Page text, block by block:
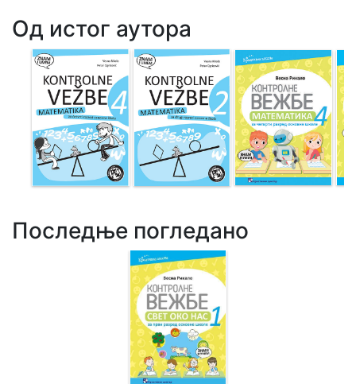
Од истог аутора
Последње погледано